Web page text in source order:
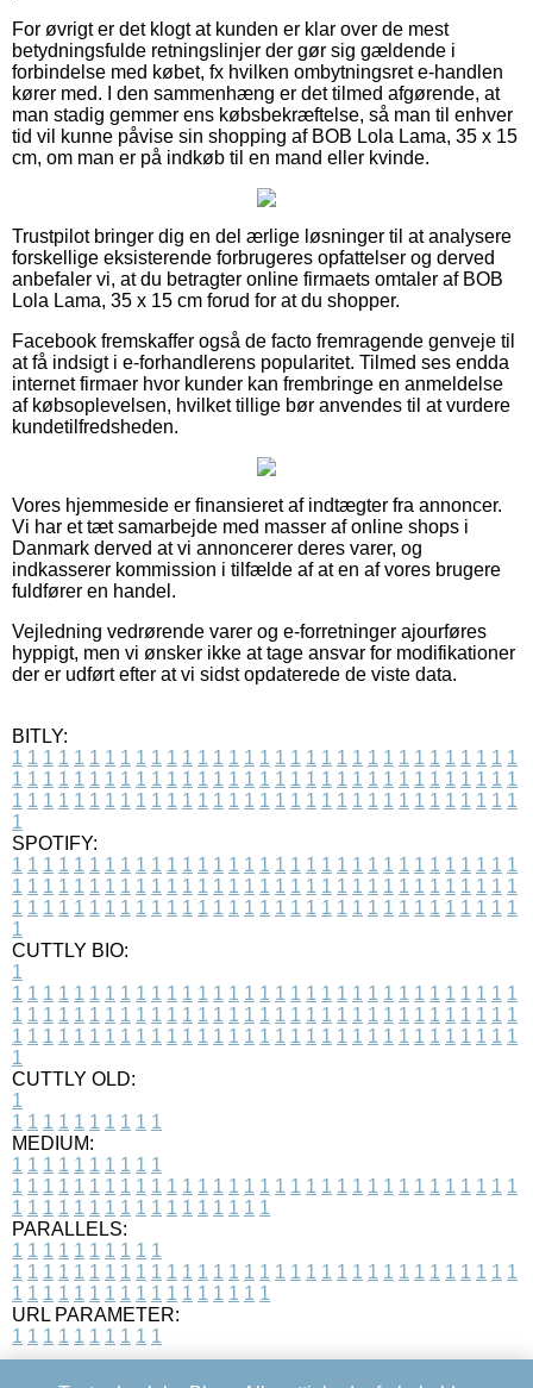
For øvrigt er det klogt at kunden er klar over de mest
betydningsfulde retningslinjer der gør sig gældende i
forbindelse med købet, fx hvilken ombytningsret e-handlen
kører med. I den sammenhæng er det tilmed afgørende, at
man stadig gemmer ens købsbekræftelse, så man til enhver
tid vil kunne påvise sin shopping af BOB Lola Lama, 35 x 15
cm, om man er på indkøb til en mand eller kvinde.
Trustpilot bringer dig en del ærlige løsninger til at analysere
forskellige eksisterende forbrugeres opfattelser og derved
anbefaler vi, at du betragter online firmaets omtaler af BOB
Lola Lama, 35 x 15 cm forud for at du shopper.
Facebook fremskaffer også de facto fremragende genveje til
at få indsigt i e-forhandlerens popularitet. Tilmed ses endda
internet firmaer hvor kunder kan frembringe en anmeldelse
af købsoplevelsen, hvilket tillige bør anvendes til at vurdere
kundetilfredsheden.
Vores hjemmeside er finansieret af indtægter fra annoncer.
Vi har et tæt samarbejde med masser af online shops i
Danmark derved at vi annoncerer deres varer, og
indkasserer kommission i tilfælde af at en af vores brugere
fuldfører en handel.
Vejledning vedrørende varer og e-forretninger ajourføres
hyppigt, men vi ønsker ikke at tage ansvar for modifikationer
der er udført efter at vi sidst opdaterede de viste data.
BITLY:
1 1 1 1 1 1 1 1 1 1 1 1 1 1 1 1 1 1 1 1 1 1 1 1 1 1 1 1 1 1 1 1 1
1 1 1 1 1 1 1 1 1 1 1 1 1 1 1 1 1 1 1 1 1 1 1 1 1 1 1 1 1 1 1 1 1
1 1 1 1 1 1 1 1 1 1 1 1 1 1 1 1 1 1 1 1 1 1 1 1 1 1 1 1 1 1 1 1 1
1
SPOTIFY:
1 1 1 1 1 1 1 1 1 1 1 1 1 1 1 1 1 1 1 1 1 1 1 1 1 1 1 1 1 1 1 1 1
1 1 1 1 1 1 1 1 1 1 1 1 1 1 1 1 1 1 1 1 1 1 1 1 1 1 1 1 1 1 1 1 1
1 1 1 1 1 1 1 1 1 1 1 1 1 1 1 1 1 1 1 1 1 1 1 1 1 1 1 1 1 1 1 1 1
1
CUTTLY BIO:
1
1 1 1 1 1 1 1 1 1 1 1 1 1 1 1 1 1 1 1 1 1 1 1 1 1 1 1 1 1 1 1 1 1
1 1 1 1 1 1 1 1 1 1 1 1 1 1 1 1 1 1 1 1 1 1 1 1 1 1 1 1 1 1 1 1 1
1 1 1 1 1 1 1 1 1 1 1 1 1 1 1 1 1 1 1 1 1 1 1 1 1 1 1 1 1 1 1 1 1
1
CUTTLY OLD:
1
1 1 1 1 1 1 1 1 1 1
MEDIUM:
1 1 1 1 1 1 1 1 1 1
1 1 1 1 1 1 1 1 1 1 1 1 1 1 1 1 1 1 1 1 1 1 1 1 1 1 1 1 1 1 1 1 1
1 1 1 1 1 1 1 1 1 1 1 1 1 1 1 1 1
PARALLELS:
1 1 1 1 1 1 1 1 1 1
1 1 1 1 1 1 1 1 1 1 1 1 1 1 1 1 1 1 1 1 1 1 1 1 1 1 1 1 1 1 1 1 1
1 1 1 1 1 1 1 1 1 1 1 1 1 1 1 1 1
URL PARAMETER:
1 1 1 1 1 1 1 1 1 1